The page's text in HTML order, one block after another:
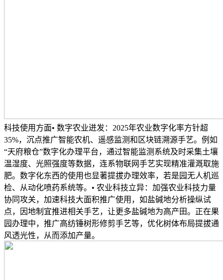
科技使用方面• 数字农业迸发：2025年农业数字化率方针超
35%，沉点推广智能农机、遥感监测和区块链溯源手艺。例如
“天府粮仓”数字化办理平台，通过智能监测系统及时采集土壤
温湿度、光照强度等数据，连系物联网手艺实现精准灌溉取施
肥。数字化东西的使用也显著提拔办理效率，若是园无人机巡
检、从动化喷药系统等。• 农业科技立异：加强农业科技力量
协同攻关，加速科技大面积推广使用，如盐碱地分析操纵试
点，因地制宜推进相关手艺，让更多盐碱地为高产田。正在果
园办理中，推广高纺锤树形修剪手艺等，优化树体布局提拔通
风透光性，从而添加产量。